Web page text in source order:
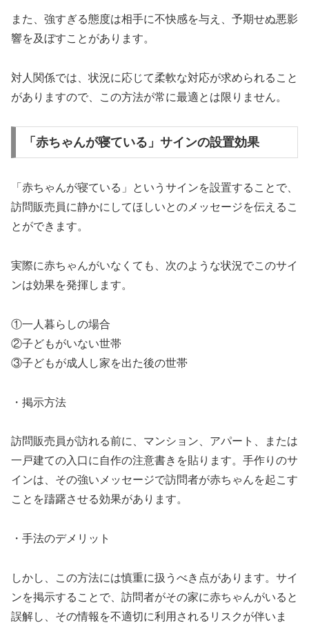
また、強すぎる態度は相手に不快感を与え、予期せぬ悪影
響を及ぼすことがあります。
対人関係では、状況に応じて柔軟な対応が求められること
がありますので、この方法が常に最適とは限りません。
「赤ちゃんが寝ている」サインの設置効果
「赤ちゃんが寝ている」というサインを設置することで、
訪問販売員に静かにしてほしいとのメッセージを伝えるこ
とができます。
実際に赤ちゃんがいなくても、次のような状況でこのサイ
ンは効果を発揮します。
①一人暮らしの場合
②子どもがいない世帯
③子どもが成人し家を出た後の世帯
・掲示方法
訪問販売員が訪れる前に、マンション、アパート、または
一戸建ての入口に自作の注意書きを貼ります。手作りのサ
インは、その強いメッセージで訪問者が赤ちゃんを起こす
ことを躊躇させる効果があります。
・手法のデメリット
しかし、この方法には慎重に扱うべき点があります。サイ
ンを掲示することで、訪問者がその家に赤ちゃんがいると
誤解し、その情報を不適切に利用されるリスクが伴いま